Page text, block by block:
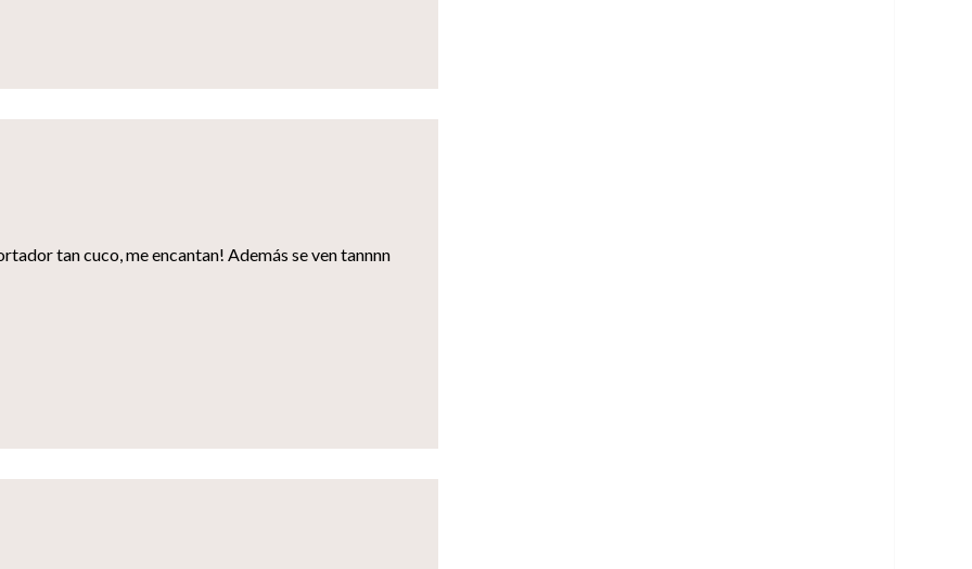
tan cuco, me encantan! Además se ven tannnn